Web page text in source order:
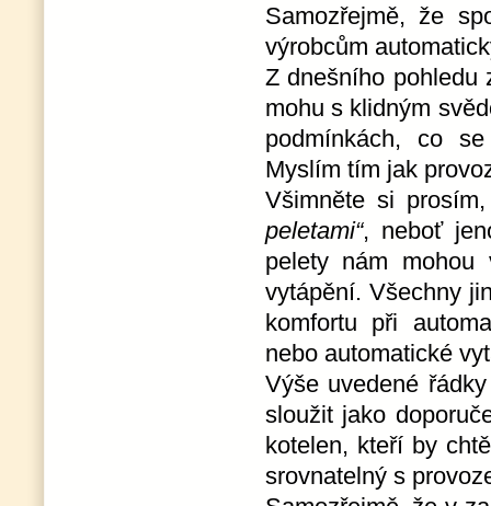
Samozřejmě, že
výrobcům
Z dnešního pohledu
mohu s klidným
podmínkách, co
Myslím tím jak
Všimněte si
peletami“, neboť
pelety nám mohou
vytápění. Všechny
komfortu při
nebo automatické
Výše uvedené
sloužit jako
kotelen, kteří by
srovnatelný s